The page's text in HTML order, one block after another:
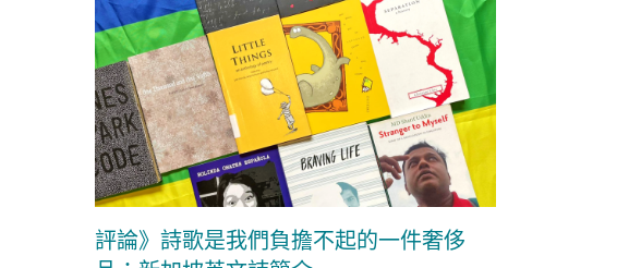
評論》詩歌是我們負擔不起的一件奢侈